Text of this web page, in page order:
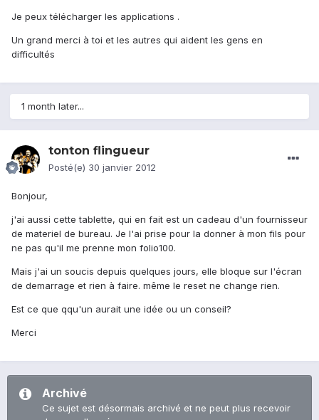
Je peux télécharger les applications .
Un grand merci à toi et les autres qui aident les gens en
difficultés
1 month later...
tonton flingueur
Posté(e) 30 janvier 2012
Bonjour,
j'ai aussi cette tablette, qui en fait est un cadeau d'un fournisseur
de materiel de bureau. Je l'ai prise pour la donner à mon fils pour
ne pas qu'il me prenne mon folio100.
Mais j'ai un soucis depuis quelques jours, elle bloque sur l'écran
de demarrage et rien à faire. même le reset ne change rien.
Est ce que qqu'un aurait une idée ou un conseil?
Merci
Archivé
Ce sujet est désormais archivé et ne peut plus recevoir